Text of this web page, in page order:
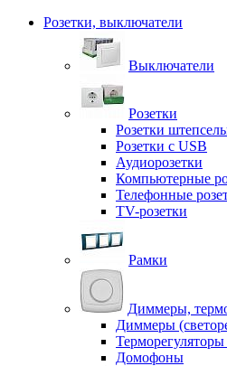
Розетки, выключатели
Выключатели
Розетки
Розетки
Розетки с USB
Аудиорозетки
Компьютерные
Телефонные
TV-розетки
Рамки
Диммеры,
Диммеры
Домофоны